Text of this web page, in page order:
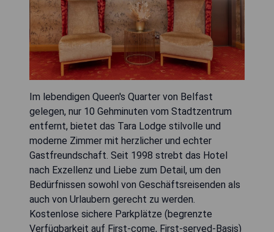
Im lebendigen Queen's Quarter von Belfast
gelegen, nur 10 Gehminuten vom Stadtzentrum
entfernt, bietet das Tara Lodge stilvolle und
moderne Zimmer mit herzlicher und echter
Gastfreundschaft. Seit 1998 strebt das Hotel
nach Exzellenz und Liebe zum Detail, um den
Bedürfnissen sowohl von Geschäftsreisenden als
auch von Urlaubern gerecht zu werden.
Kostenlose sichere Parkplätze (begrenzte
Verfügbarkeit auf First-come, First-served-Basis)